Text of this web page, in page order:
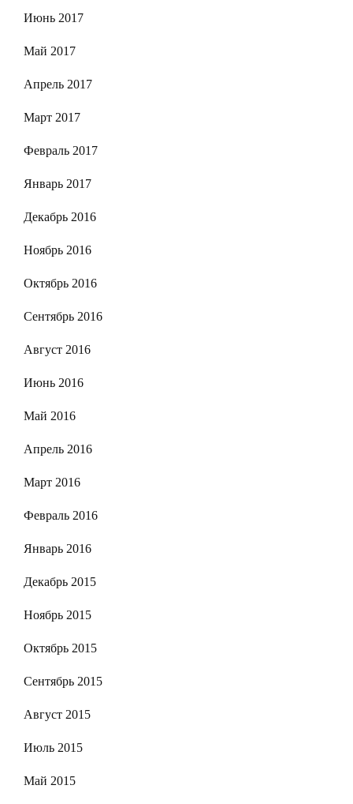
Июнь 2017
Май 2017
Апрель 2017
Март 2017
Февраль 2017
Январь 2017
Декабрь 2016
Ноябрь 2016
Октябрь 2016
Сентябрь 2016
Август 2016
Июнь 2016
Май 2016
Апрель 2016
Март 2016
Февраль 2016
Январь 2016
Декабрь 2015
Ноябрь 2015
Октябрь 2015
Сентябрь 2015
Август 2015
Июль 2015
Май 2015